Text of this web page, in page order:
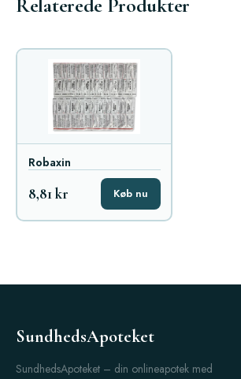
Relaterede Produkter
Robaxin
8,81 kr Køb nu
SundhedsApoteket
SundhedsApoteket – din onlineapotek med